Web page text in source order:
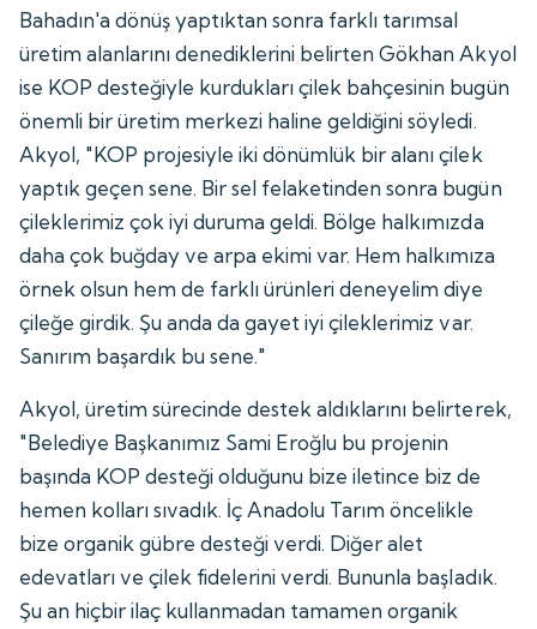
Bahadın'a dönüş yaptıktan sonra farklı tarımsal
üretim alanlarını denediklerini belirten Gökhan Akyol
ise KOP desteğiyle kurdukları çilek bahçesinin bugün
önemli bir üretim merkezi haline geldiğini söyledi.
Akyol, "KOP projesiyle iki dönümlük bir alanı çilek
yaptık geçen sene. Bir sel felaketinden sonra bugün
çileklerimiz çok iyi duruma geldi. Bölge halkımızda
daha çok buğday ve arpa ekimi var. Hem halkımıza
örnek olsun hem de farklı ürünleri deneyelim diye
çileğe girdik. Şu anda da gayet iyi çileklerimiz var.
Sanırım başardık bu sene."
Akyol, üretim sürecinde destek aldıklarını belirterek,
"Belediye Başkanımız Sami Eroğlu bu projenin
başında KOP desteği olduğunu bize iletince biz de
hemen kolları sıvadık. İç Anadolu Tarım öncelikle
bize organik gübre desteği verdi. Diğer alet
edevatları ve çilek fidelerini verdi. Bununla başladık.
Şu an hiçbir ilaç kullanmadan tamamen organik